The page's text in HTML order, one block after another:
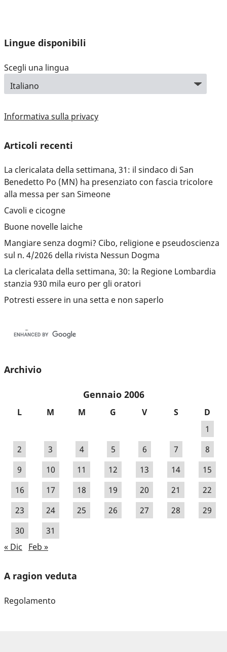
Lingue disponibili
Scegli una lingua
Informativa sulla privacy
Articoli recenti
La clericalata della settimana, 31: il sindaco di San
Benedetto Po (MN) ha presenziato con fascia tricolore
alla messa per san Simeone
Cavoli e cicogne
Buone novelle laiche
Mangiare senza dogmi? Cibo, religione e pseudoscienza
sul n. 4/2026 della rivista Nessun Dogma
La clericalata della settimana, 30: la Regione Lombardia
stanzia 930 mila euro per gli oratori
Potresti essere in una setta e non saperlo
Archivio
Gennaio 2006
L M M G V S
D
1
2
3 4 5 6 7
8
9
10 11 12 13 14
15
16
17 18 19 20 21
22
23
24 25 26 27 28
29
30
31
« Dic
Feb »
A ragion veduta
Regolamento